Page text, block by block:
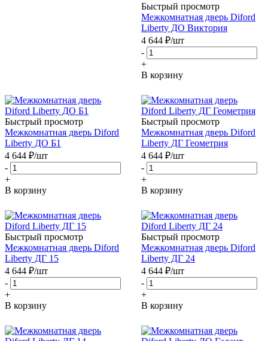
Быстрый просмотр
Межкомнатная дверь Diford
Liberty ДО Виктория
4 644 ₽/шт
-
+
В корзину
Быстрый просмотр
Межкомнатная дверь Diford
Liberty ДО Б1
4 644 ₽/шт
-
+
В корзину
Быстрый просмотр
Межкомнатная дверь Diford
Liberty ДГ Геометрия
4 644 ₽/шт
-
+
В корзину
Быстрый просмотр
Межкомнатная дверь Diford
Liberty ДГ 15
4 644 ₽/шт
-
+
В корзину
Быстрый просмотр
Межкомнатная дверь Diford
Liberty ДГ 24
4 644 ₽/шт
-
+
В корзину